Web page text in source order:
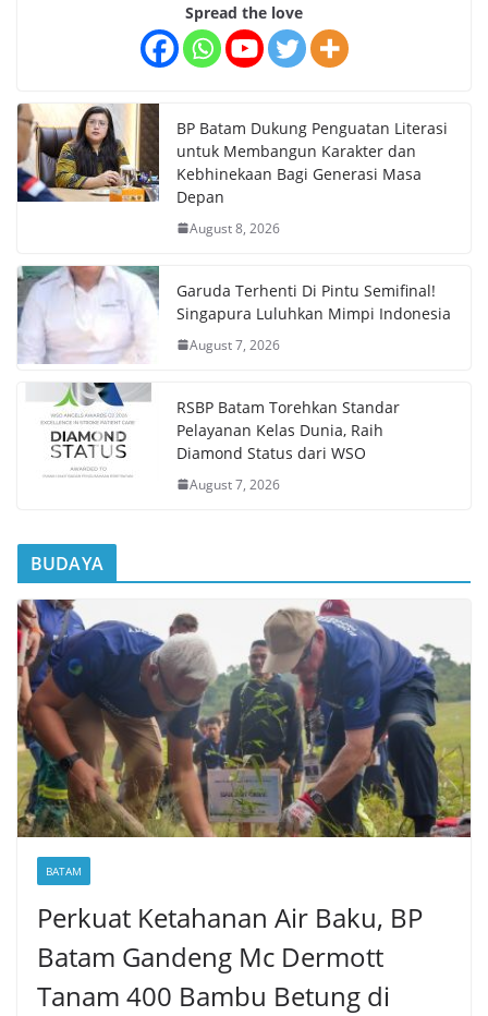
Spread the love
BP Batam Dukung Penguatan Literasi
untuk Membangun Karakter dan
Kebhinekaan Bagi Generasi Masa
Depan
August 8, 2026
Garuda Terhenti Di Pintu Semifinal!
Singapura Luluhkan Mimpi Indonesia
August 7, 2026
RSBP Batam Torehkan Standar
Pelayanan Kelas Dunia, Raih
Diamond Status dari WSO
August 7, 2026
BUDAYA
BATAM
Perkuat Ketahanan Air Baku, BP
Batam Gandeng Mc Dermott
Tanam 400 Bambu Betung di